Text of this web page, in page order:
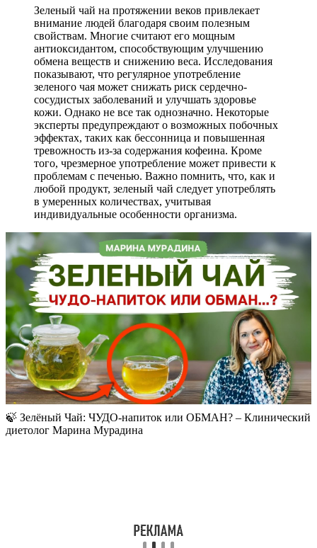
Зеленый чай на протяжении веков привлекает
внимание людей благодаря своим полезным
свойствам. Многие считают его мощным
антиоксидантом, способствующим улучшению
обмена веществ и снижению веса. Исследования
показывают, что регулярное употребление
зеленого чая может снижать риск сердечно-
сосудистых заболеваний и улучшать здоровье
кожи. Однако не все так однозначно. Некоторые
эксперты предупреждают о возможных побочных
эффектах, таких как бессонница и повышенная
тревожность из-за содержания кофеина. Кроме
того, чрезмерное употребление может привести к
проблемам с печенью. Важно помнить, что, как и
любой продукт, зеленый чай следует употреблять
в умеренных количествах, учитывая
индивидуальные особенности организма.
🍃 Зелёный Чай: ЧУДО-напиток или ОБМАН? – Клинический
диетолог Марина Мурадина